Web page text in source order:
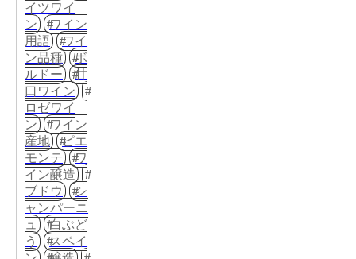
イツワイ
ン
ワイン
用語
ワイ
ン品種
ボ
ルドー
甘
口ワイン
ロゼワイ
ン
ワイン
産地
ピエ
モンテ
ワ
イン醸造
ブドウ
シ
ャンパーニ
ュ
白ぶど
う
スペイ